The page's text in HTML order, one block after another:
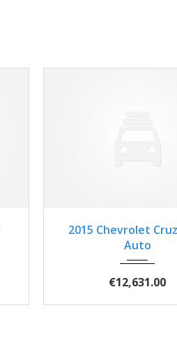
2015 Autom...
2015 Chevrolet
Auto
€12,631.00